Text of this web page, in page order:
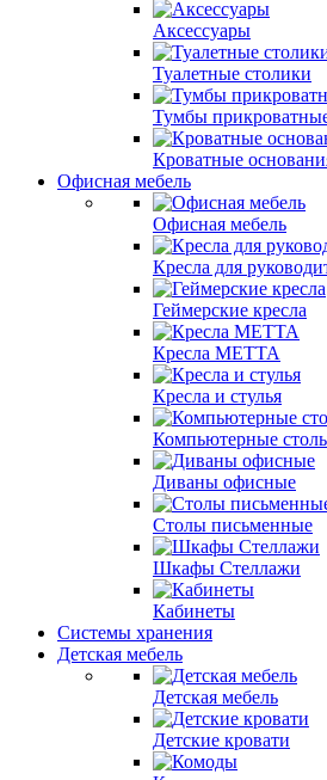
Аксессуары
Туалетные столики
Тумбы
Кроватные
Офисная мебель
Офисная мебель
Кресла для
Геймерские кресла
Кресла МЕТТА
Кресла и стулья
Компьютерные
Диваны офисные
Столы письменные
Шкафы Стеллажи
Кабинеты
Системы хранения
Детская мебель
Детская мебель
Детские кровати